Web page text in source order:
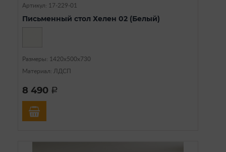
Артикул: 17-229-01
Письменный стол Хелен 02 (Белый)
Размеры: 1420х500х730
Материал: ЛДСП
8 490 a